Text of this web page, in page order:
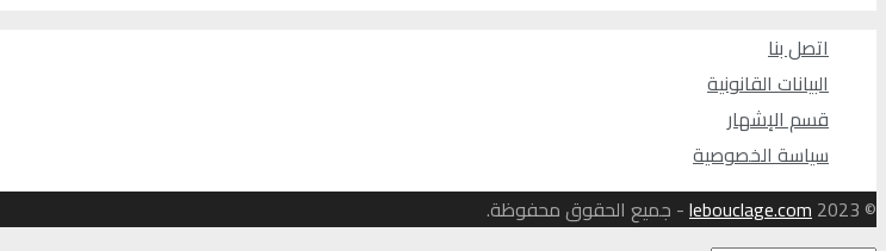
اتصل بنا
البيانات القانونية
قسم الإشهار
سياسة الخصوصية
© 2023
lebouclage.com- جميع الحقوق محفوظة.